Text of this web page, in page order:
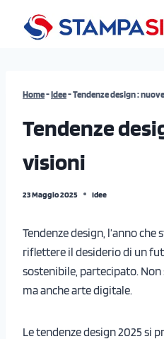
Home-Idee-Tendenze design :
Tendenze
visioni
23 Maggio 2025 Idee
Tendenze design, l’anno
riflettere il desiderio di un
sostenibile, partecipato.
ma anche arte digitale.
Le tendenze design 2025 si